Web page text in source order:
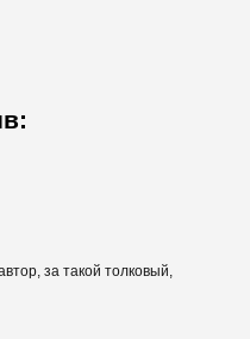
за такой толковый,